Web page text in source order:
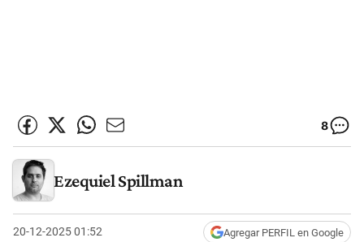
8
Ezequiel Spillman
20-12-2025 01:52 Agregar PERFIL en Google